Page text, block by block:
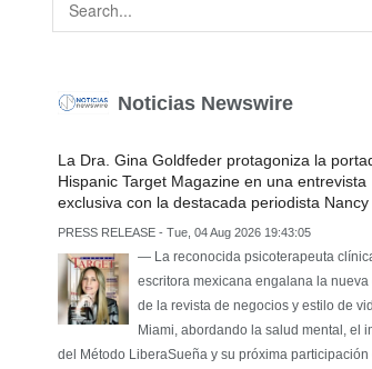
Noticias Newswire
La Dra. Gina Goldfeder protagoniza la
Hispanic Target Magazine en una entrevista
exclusiva con la destacada periodista Nancy
PRESS RELEASE - Tue, 04 Aug 2026 19:43:05
— La reconocida psicoterapeuta
escritora mexicana engalana la nueva
de la revista de negocios y estilo de
Miami, abordando la salud mental, el
del Método LiberaSueña y su próxima participación